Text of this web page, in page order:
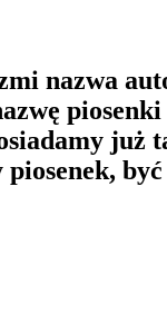
nazwa
już